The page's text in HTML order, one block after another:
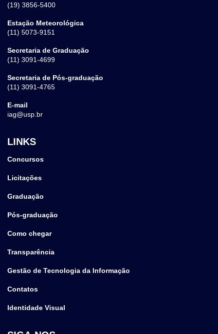
(19) 3856-5400
Estação Meteorológica
(11) 5073-9151
Secretaria de Graduação
(11) 3091-4699
Secretaria de Pós-graduação
(11) 3091-4765
E-mail
iag@usp.br
LINKS
Concursos
Licitações
Graduação
Pós-graduação
Como chegar
Transparência
Gestão de Tecnologia da Informação
Contatos
Identidade Visual